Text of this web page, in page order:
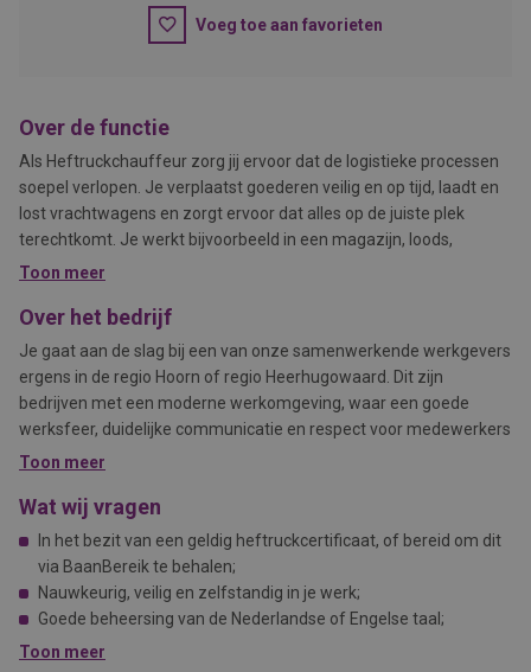
Voeg toe aan favorieten
Over de functie
Als Heftruckchauffeur zorg jij ervoor dat de logistieke processen
soepel verlopen. Je verplaatst goederen veilig en op tijd, laadt en
lost vrachtwagens en zorgt ervoor dat alles op de juiste plek
terechtkomt. Je werkt bijvoorbeeld in een magazijn, loods,
productieomgeving of op het buitenterrein.
Toon meer
Over het bedrijf
Je gaat aan de slag bij een van onze samenwerkende werkgevers
ergens in de regio Hoorn of regio Heerhugowaard. Dit zijn
bedrijven met een moderne werkomgeving, waar een goede
werksfeer, duidelijke communicatie en respect voor medewerkers
belangrijk zijn.
Tijdens een persoonlijk gesprek kijken we samen welke functie en
beschikbaarheid.
Toon meer
Wat wij vragen
In het bezit van een geldig heftruckcertificaat, of bereid om dit
via BaanBereik te behalen;
Nauwkeurig, veilig en zelfstandig in je werk;
Goede beheersing van de Nederlandse of Engelse taal;
Fysiek fit en gemotiveerd om aan te pakken;
Toon meer